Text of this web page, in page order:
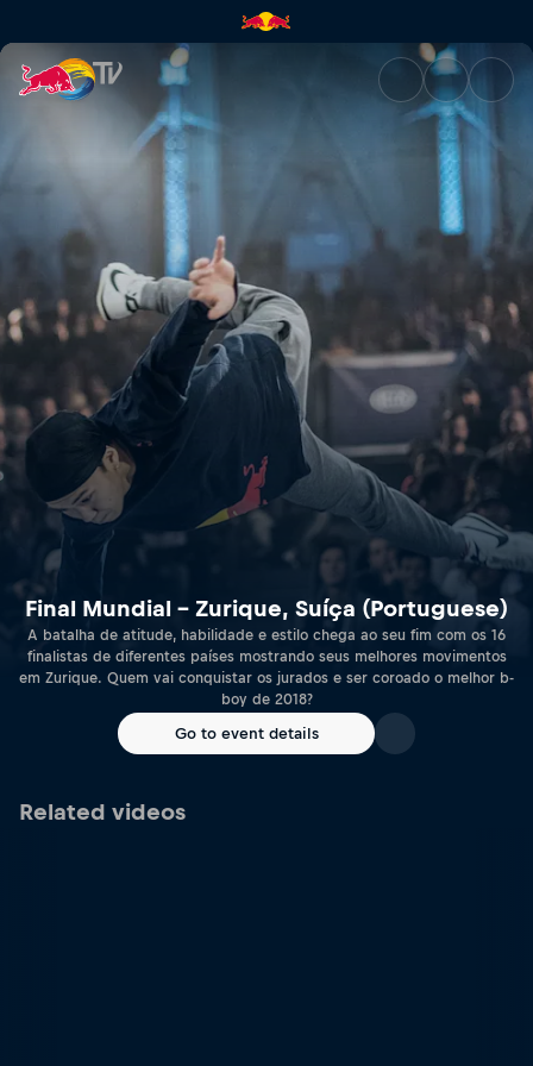
Final Mundial – Zurique,
Final Mundial – Zurique, Suíça (Portuguese)
A batalha de atitude, habilidade e estilo chega ao seu fim com os 16
finalistas de diferentes países mostrando seus melhores movimentos
em Zurique. Quem vai conquistar os jurados e ser coroado o melhor b-
boy de 2018?
Go to event details
Related videos